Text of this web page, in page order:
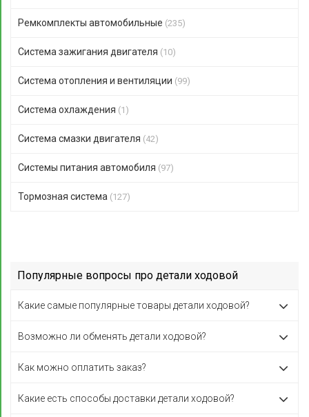
Ремкомплекты автомобильные (235)
Система зажигания двигателя (10)
Система отопления и вентиляции (99)
Система охлаждения (1)
Система смазки двигателя (42)
Системы питания автомобиля (97)
Тормозная система (127)
Популярные вопросы про детали ходовой
Какие самые популярные товары детали ходовой?
Возможно ли обменять детали ходовой?
Как можно оплатить заказ?
Какие есть способы доставки детали ходовой?